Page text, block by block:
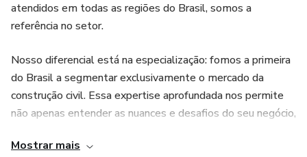
atendidos em todas as regiões do Brasil, somos a
referência no setor.
Nosso diferencial está na especialização: fomos a primeira
do Brasil a segmentar exclusivamente o mercado da
construção civil. Essa expertise aprofundada nos permite
não apenas entender as nuances e desafios do seu negócio,
estratégias que geram resultados reais e sustentáveis.
Mostrar mais